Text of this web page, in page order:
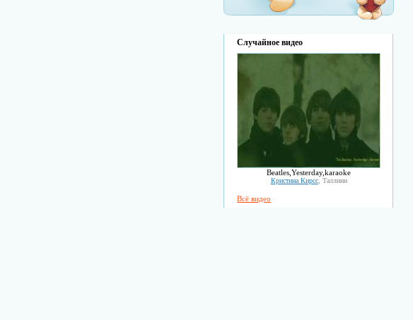
Случайное видео
Beatles,Yesterday,karaoke
Кристина Кирсс, Таллинн
Всё видео